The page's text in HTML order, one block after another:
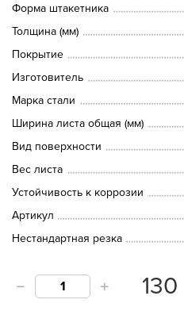
Форма штакетника
Толщина (мм)
Покрытие
Изготовитель
Марка стали
Ширина листа общая (мм)
Вид поверхности
Вес листа
Устойчивость к коррозии
Артикул
Нестандартная резка
130